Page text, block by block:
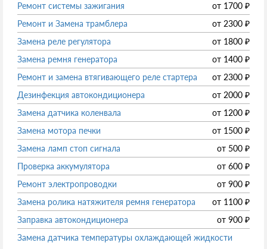
Ремонт системы зажигания
от 1700 ₽
Ремонт и Замена трамблера
от 2300 ₽
Замена реле регулятора
от 1800 ₽
Замена ремня генератора
от 1400 ₽
Ремонт и замена втягивающего реле стартера
от 2300 ₽
Дезинфекция автокондиционера
от 2000 ₽
Замена датчика коленвала
от 1200 ₽
Замена мотора печки
от 1500 ₽
Замена ламп стоп сигнала
от 500 ₽
Проверка аккумулятора
от 600 ₽
Ремонт электропроводки
от 900 ₽
Замена ролика натяжителя ремня генератора
от 1100 ₽
Заправка автокондиционера
от 900 ₽
Замена датчика температуры охлаждающей жидкости